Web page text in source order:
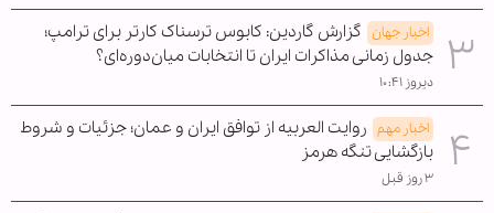
اخبار جهان گزارش گاردین: کابوس ترسناک کارتر برای ترامپ؛
جدول زمانی مذاکرات ایران تا انتخابات میان‌دوره‌ای؟
دیروز ۱۰:۴۱
اخبار مهم روایت العربیه از توافق ایران و عمان؛ جزئیات و شروط
بازگشایی تنگه هرمز
۳ روز قبل